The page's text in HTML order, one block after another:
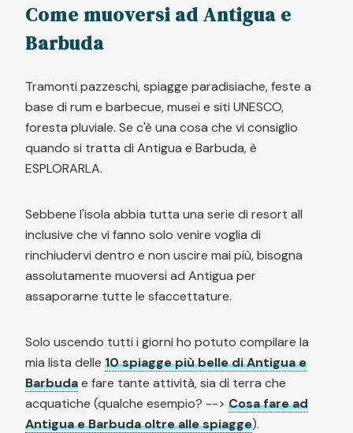
Come muoversi ad Antigua e
Barbuda
Tramonti pazzeschi, spiagge paradisiache, feste a
base di rum e barbecue, musei e siti UNESCO,
foresta pluviale. Se c'è una cosa che vi consiglio
quando si tratta di Antigua e Barbuda, è
ESPLORARLA.
Sebbene l'isola abbia tutta una serie di resort all
inclusive che vi fanno solo venire voglia di
rinchiudervi dentro e non uscire mai più, bisogna
assolutamente muoversi ad Antigua per
assaporarne tutte le sfaccettature.
Solo uscendo tutti i giorni ho potuto compilare la
mia lista delle 10 spiagge più belle di Antigua e
Barbudae fare tante attività, sia di terra che
acquatiche (qualche esempio? --> Cosa fare ad
Antigua e Barbuda oltre alle spiagge).